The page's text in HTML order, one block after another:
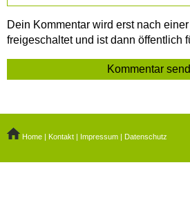
Dein Kommentar wird erst nach
freigeschaltet und ist dann öffentlich
Home | Kontakt | Impressum | Datenschutz